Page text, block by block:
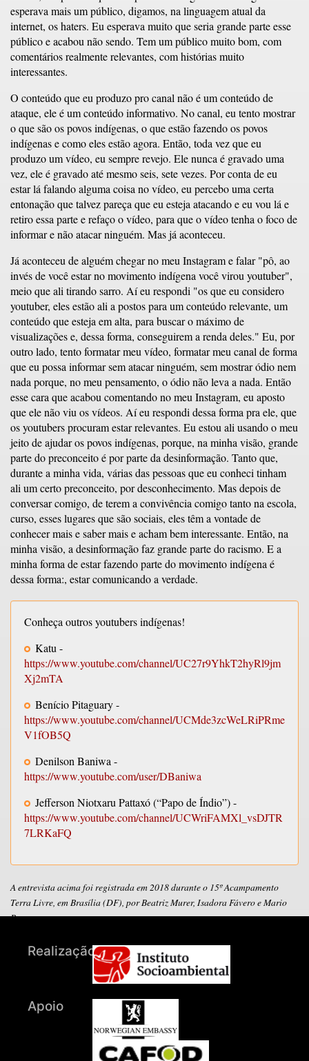
esperava mais um público, digamos, na linguagem atual da
internet, os haters. Eu esperava muito que seria grande parte esse
público e acabou não sendo. Tem um público muito bom, com
comentários realmente relevantes, com histórias muito
interessantes.
O conteúdo que eu produzo pro canal não é um conteúdo de
ataque, ele é um conteúdo informativo. No canal, eu tento mostrar
o que são os povos indígenas, o que estão fazendo os povos
indígenas e como eles estão agora. Então, toda vez que eu
produzo um vídeo, eu sempre revejo. Ele nunca é gravado uma
vez, ele é gravado até mesmo seis, sete vezes. Por conta de eu
estar lá falando alguma coisa no vídeo, eu percebo uma certa
entonação que talvez pareça que eu esteja atacando e eu vou lá e
retiro essa parte e refaço o vídeo, para que o vídeo tenha o foco de
informar e não atacar ninguém. Mas já aconteceu.
Já aconteceu de alguém chegar no meu Instagram e falar "pô, ao
invés de você estar no movimento indígena você virou youtuber",
meio que ali tirando sarro. Aí eu respondi "os que eu considero
youtuber, eles estão ali a postos para um conteúdo relevante, um
conteúdo que esteja em alta, para buscar o máximo de
visualizações e, dessa forma, conseguirem a renda deles." Eu, por
outro lado, tento formatar meu vídeo, formatar meu canal de forma
que eu possa informar sem atacar ninguém, sem mostrar ódio nem
nada porque, no meu pensamento, o ódio não leva a nada. Então
esse cara que acabou comentando no meu Instagram, eu aposto
que ele não viu os vídeos. Aí eu respondi dessa forma pra ele, que
os youtubers procuram estar relevantes. Eu estou ali usando o meu
jeito de ajudar os povos indígenas, porque, na minha visão, grande
parte do preconceito é por parte da desinformação. Tanto que,
durante a minha vida, várias das pessoas que eu conheci tinham
ali um certo preconceito, por desconhecimento. Mas depois de
conversar comigo, de terem a convivência comigo tanto na escola,
curso, esses lugares que são sociais, eles têm a vontade de
conhecer mais e saber mais e acham bem interessante. Então, na
minha visão, a desinformação faz grande parte do racismo. E a
minha forma de estar fazendo parte do movimento indígena é
dessa forma:, estar comunicando a verdade.
Conheça outros youtubers indígenas!
Katu -
https://www.youtube.com/channel/UC27r9YhkT2hyRl9jm
Xj2mTA
Benício Pitaguary -
https://www.youtube.com/channel/UCMde3zcWeLRiPRme
V1fOB5Q
Denilson Baniwa -
https://www.youtube.com/user/DBaniwa
Jefferson Niotxaru Pattaxó (“Papo de Índio”) -
https://www.youtube.com/channel/UCWriFAMXl_vsDJTR
7LRKaFQ
A entrevista acima foi registrada em 2018 durante o 15º Acampamento
Terra Livre, em Brasília (DF), por Beatriz Murer, Isadora Fávero e Mario
Brunoro.